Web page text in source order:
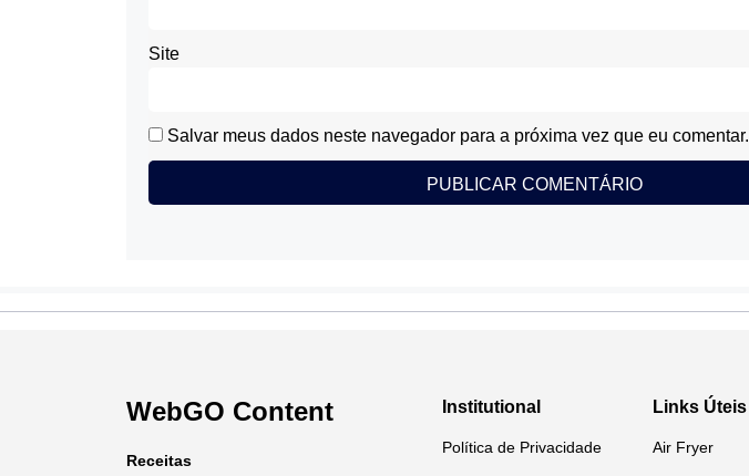
Site
Salvar meus dados neste navegador para a próxima vez que eu comentar.
WebGO Content
Receitas
Institutional
Política de Privacidade
Links Úteis
Air Fryer